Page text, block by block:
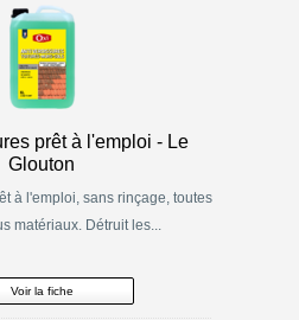
prêt à l'emploi - Le
Glouton
à l'emploi, sans rinçage, toutes
matériaux. Détruit les...
Voir la fiche